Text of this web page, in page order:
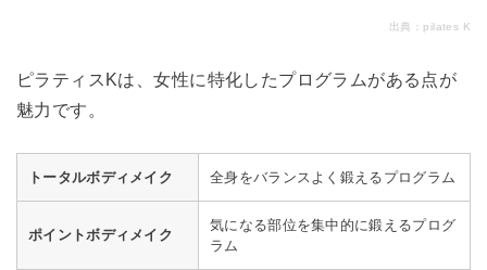
出典： pilates K
ピラティスKは、女性に特化したプログラムがある点が
魅力です。
トータルボディメイク 全身をバランスよく鍛えるプログラム
ポイントボディメイク
気になる部位を集中的に鍛えるプログ
ラム